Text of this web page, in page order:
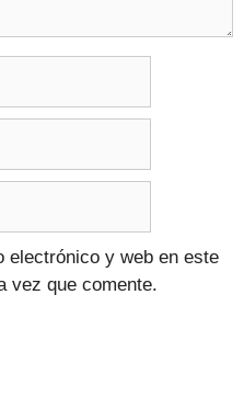
electrónico y web en este
vez que comente.